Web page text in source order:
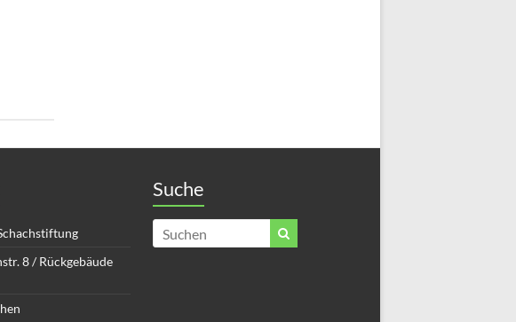
8 / Rückgebäude
Suche